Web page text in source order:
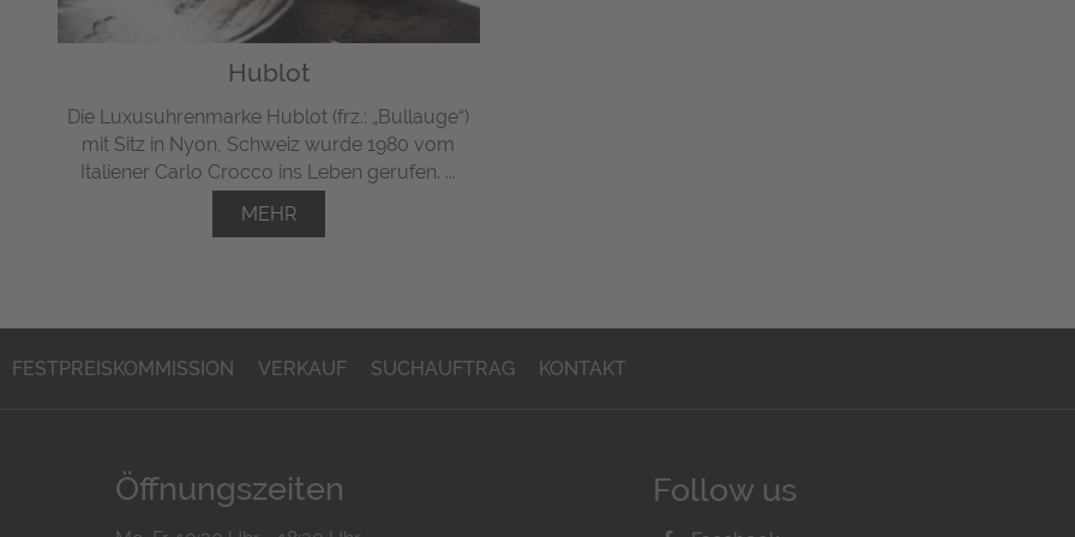
Hublot
Die Luxusuhrenmarke Hublot (frz.: „Bullauge“)
mit Sitz in Nyon, Schweiz wurde 1980 vom
Italiener Carlo Crocco ins Leben gerufen. ...
MEHR
FESTPREISKOMMISSION VERKAUF SUCHAUFTRAG KONTAKT
Öffnungszeiten Follow us